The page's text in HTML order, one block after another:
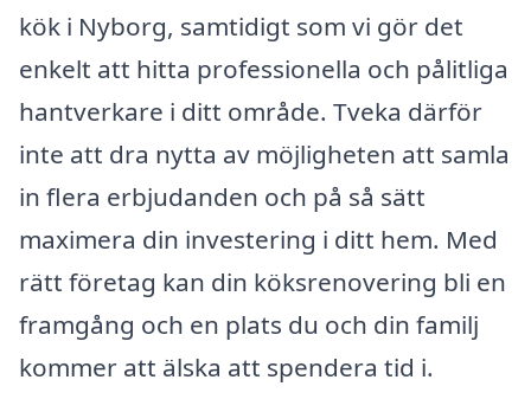
kök i Nyborg, samtidigt som vi gör det
enkelt att hitta professionella och pålitliga
hantverkare i ditt område. Tveka därför
inte att dra nytta av möjligheten att samla
in flera erbjudanden och på så sätt
maximera din investering i ditt hem. Med
rätt företag kan din köksrenovering bli en
framgång och en plats du och din familj
kommer att älska att spendera tid i.